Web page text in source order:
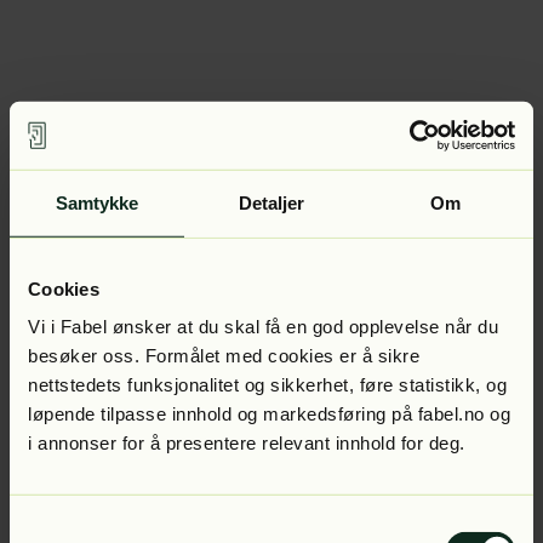
Samtykke Detaljer Om
Cookies
Vi i Fabel ønsker at du skal få en god opplevelse når du
besøker oss. Formålet med cookies er å sikre
nettstedets funksjonalitet og sikkerhet, føre statistikk, og
løpende tilpasse innhold og markedsføring på fabel.no og
i annonser for å presentere relevant innhold for deg.